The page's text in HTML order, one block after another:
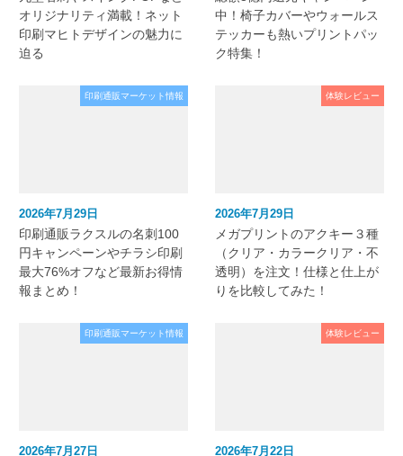
オリジナリティ満載！ネット
印刷マヒトデザインの魅力に
迫る
中！椅子カバーやウォールス
テッカーも熱いプリントパッ
ク特集！
印刷通販マーケット情報
2026年7月29日
印刷通販ラクスルの名刺100
円キャンペーンやチラシ印刷
最大76%オフなど最新お得情
報まとめ！
体験レビュー
2026年7月29日
メガプリントのアクキー３種
（クリア・カラークリア・不
透明）を注文！仕様と仕上が
りを比較してみた！
印刷通販マーケット情報
2026年7月27日
体験レビュー
2026年7月22日